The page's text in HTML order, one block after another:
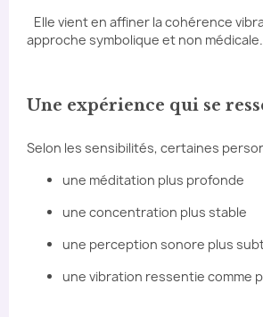
Elle vient en affiner la cohérence
approche symbolique et non médicale.
Une expérience qui se
Selon les sensibilités, certaines
une méditation plus profonde
une concentration plus stable
une perception sonore plus
une vibration ressentie comme